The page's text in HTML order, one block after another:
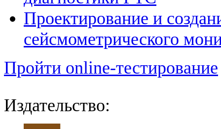
Проектирование и
сейсмометрического
Пройти online-тестирование
Издательство: